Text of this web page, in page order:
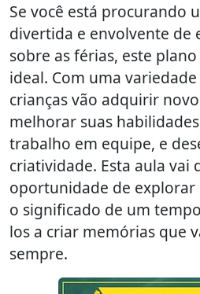
Se você está procurando
divertida e envolvente de
sobre as férias, este
ideal. Com uma
crianças vão adquirir
melhorar suas
trabalho em equipe, e
criatividade. Esta aula vai
oportunidade de
o significado de um
los a criar memórias que
sempre.